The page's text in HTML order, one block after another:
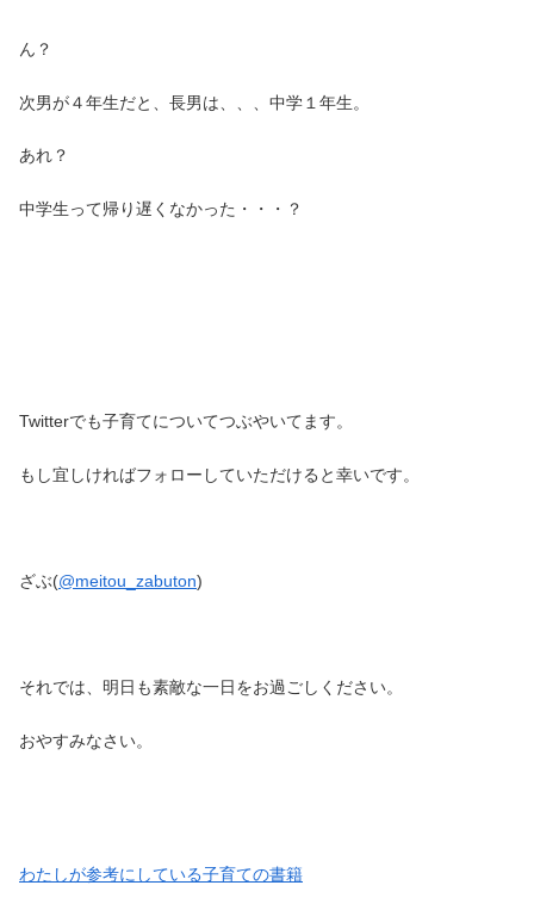
ん？
次男が４年生だと、長男は、、、中学１年生。
あれ？
中学生って帰り遅くなかった・・・？
Twitterでも子育てについてつぶやいてます。
もし宜しければフォローしていただけると幸いです。
ざぶ(@meitou_zabuton)
それでは、明日も素敵な一日をお過ごしください。
おやすみなさい。
わたしが参考にしている子育ての書籍